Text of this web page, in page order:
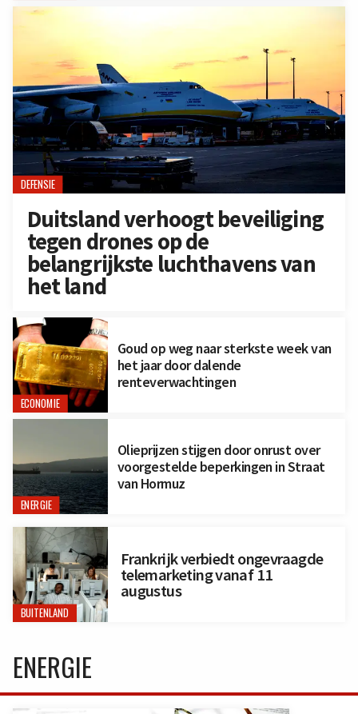
DEFENSIE
Duitsland verhoogt beveiliging
tegen drones op de
belangrijkste luchthavens van
het land
ECONOMIE
Goud op weg naar sterkste week van
het jaar door dalende
renteverwachtingen
ENERGIE
Olieprijzen stijgen door onrust over
voorgestelde beperkingen in Straat
van Hormuz
BUITENLAND
Frankrijk verbiedt ongevraagde
telemarketing vanaf 11
augustus
ENERGIE